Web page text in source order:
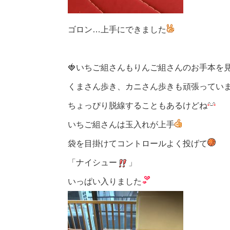
ゴロン…上手にできました
🍓いちご組さんもりんご組さんのお手本を
くまさん歩き、カニさん歩きも頑張ってい
ちょっぴり脱線することもあるけどね
いちご組さんは玉入れが上手
袋を目掛けてコントロールよく投げて
「ナイシュー 」
いっぱい入りました